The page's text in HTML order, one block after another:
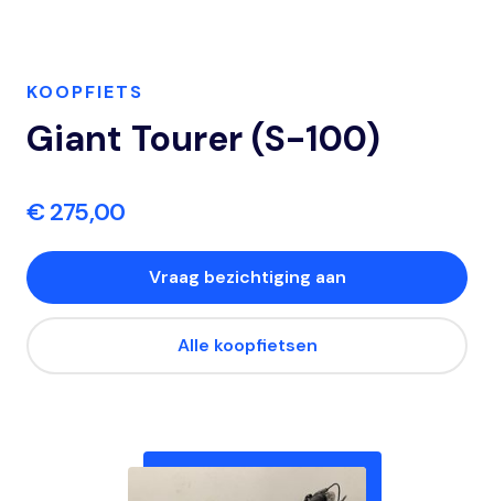
KOOPFIETS
Giant Tourer (S-100)
€ 275,00
Vraag bezichtiging aan
Alle koopfietsen